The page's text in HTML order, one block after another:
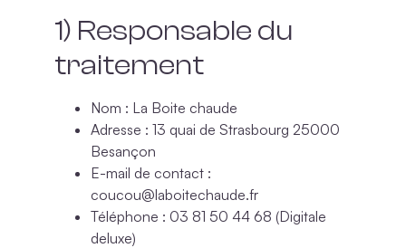
1) Responsable du
traitement
Nom : La Boite chaude
Adresse : 13 quai de Strasbourg 25000
Besançon
E-mail de contact :
coucou@laboitechaude.fr
Téléphone : 03 81 50 44 68 (Digitale
deluxe)